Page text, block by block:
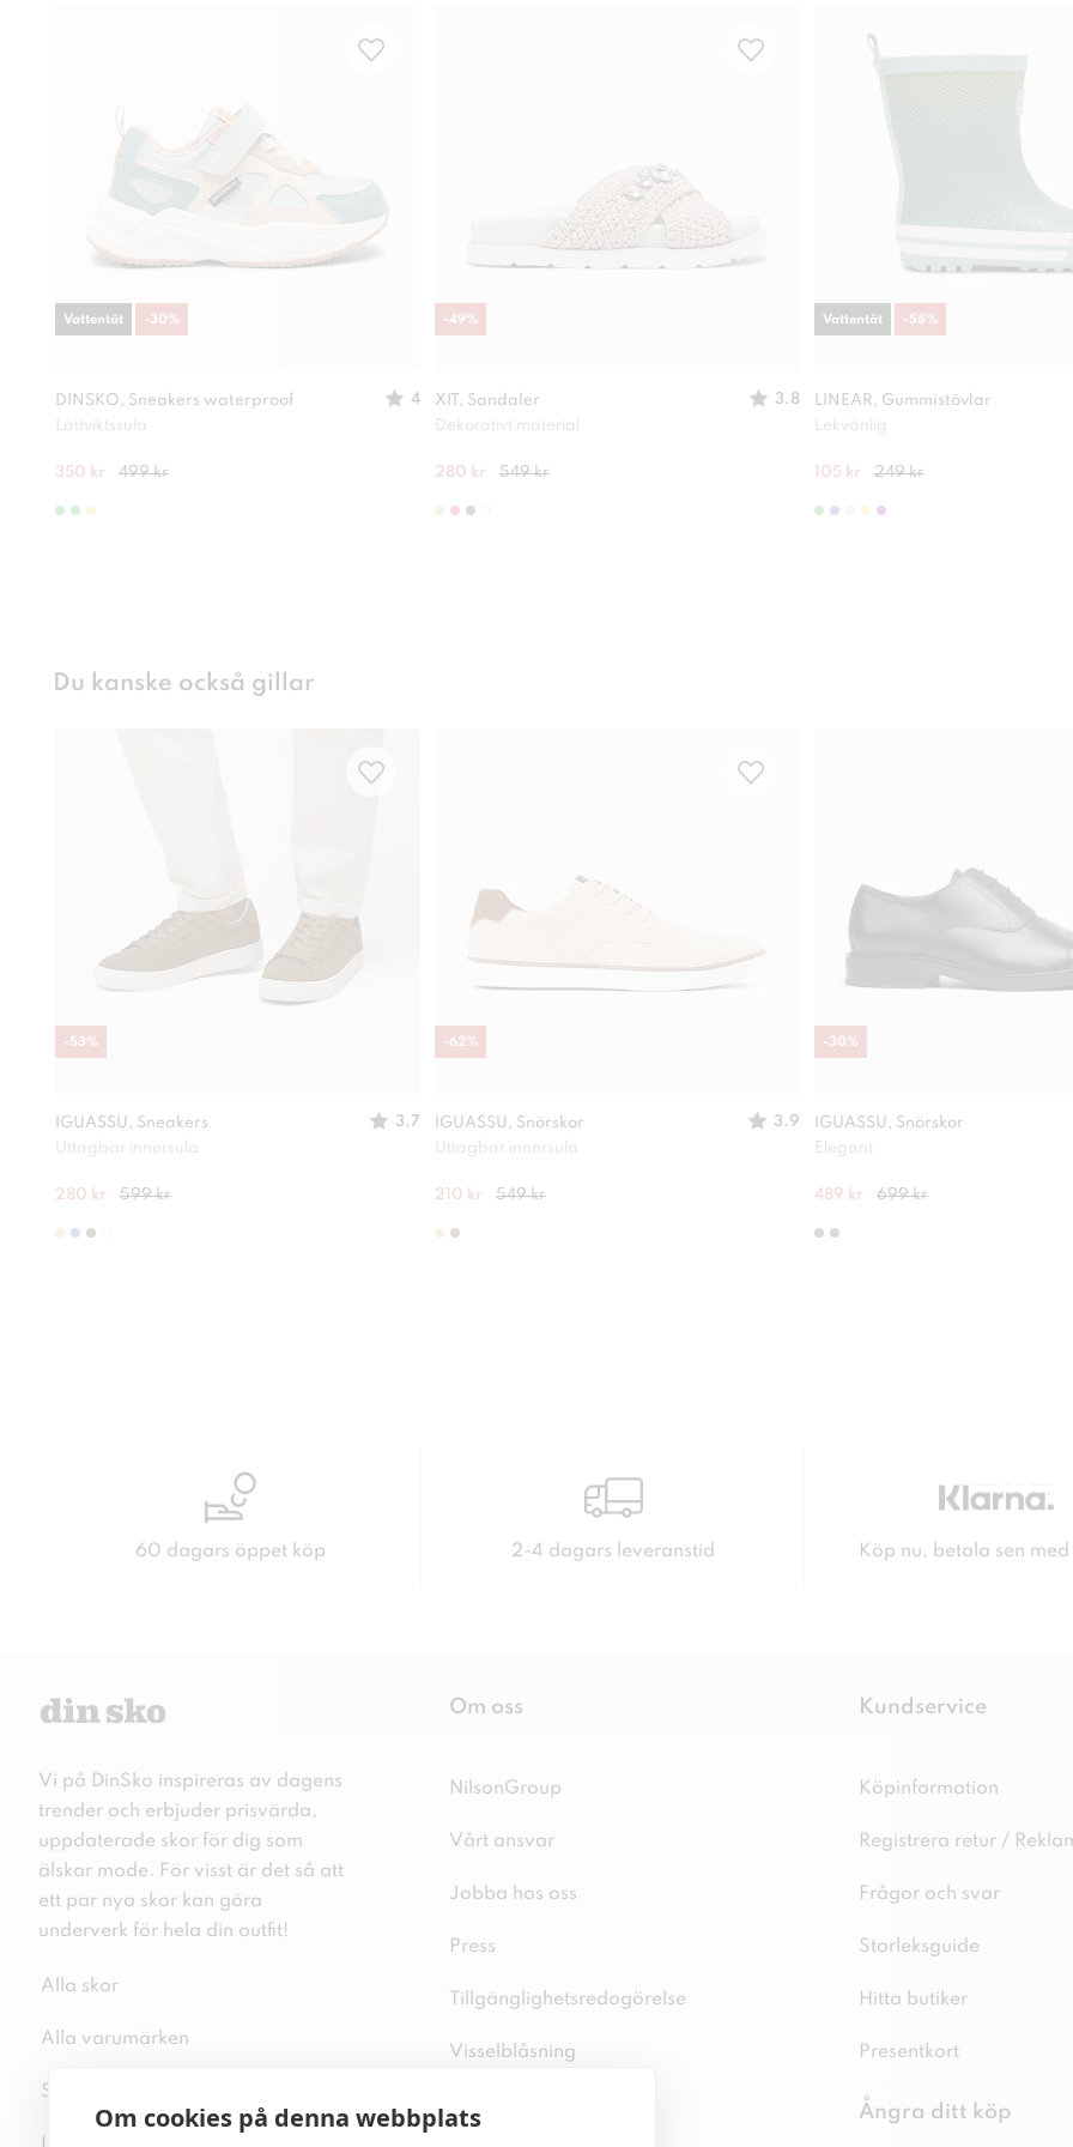
Om cookies på denna webbplats
DINSKO, Sneakers waterproof
4
Lättviktssula
350 kr 499 kr
Vattentät -30%
XIT, Sandaler
3.8
Dekorativt material
280 kr 549 kr
-49%
LINEAR, Gummistövlar
Lekvänlig
105 kr 249 kr
Vattentät -58 %
Du kanske också gillar
IGUASSU, Sneakers
3.7
Uttagbar innersula
280 kr 599 kr
-53%
IGUASSU, Snörskor
3.9
Uttagbar innersula
210 kr 549 kr
-62%
IGUASSU, Snörskor
Elegant
489 kr 699 kr
-30%
60 dagars öppet köp 2-4 dagars leveranstid Köp nu, betala sen
Vi på DinSko inspireras av dagens
trender och erbjuder prisvärda,
uppdaterade skor för dig som
älskar mode. För visst är det så att
ett par nya skor kan göra
underverk för hela din outfit!
Alla skor
Alla varumärken
Sitemap
Om oss
NilsonGroup
Vårt ansvar
Jobba hos oss
Press
Tillgänglighetsredogörelse
Visselblåsning
Kundservice
Köpinformation
Registrera retur /
Frågor och svar
Storleksguide
Hitta butiker
Presentkort
Ångra ditt köp